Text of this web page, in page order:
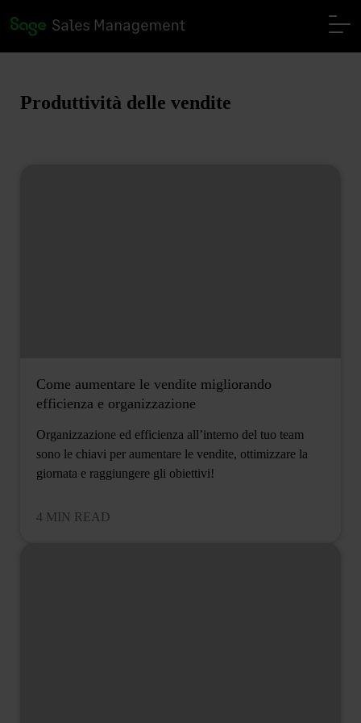
Produttività delle vendite
Come aumentare le vendite migliorando
efficienza e organizzazione
Organizzazione ed efficienza all’interno del tuo team
sono le chiavi per aumentare le vendite, ottimizzare la
giornata e raggiungere gli obiettivi!
4 MIN READ